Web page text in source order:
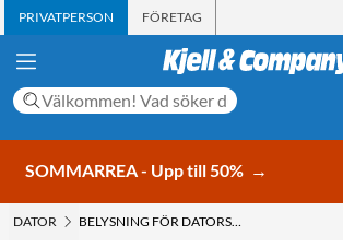
PRIVATPERSON FÖRETAG
SOMMARREA - Upp till 50% →
DATOR BELYSNING FÖR DATORSKÄRM & SKRIVBORD